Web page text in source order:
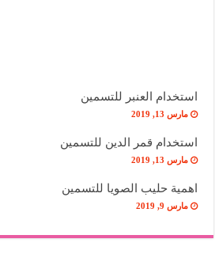
استخدام العنبر للتسمين
مارس 13, 2019
استخدام قمر الدين للتسمين
مارس 13, 2019
اهمية حليب الصويا للتسمين
مارس 9, 2019